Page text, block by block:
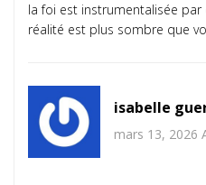
la foi est instrumentalisée par
réalité est plus sombre que
isabelle
mars 13, 2026